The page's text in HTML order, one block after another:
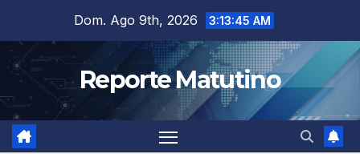
contenido
Dom. Ago 9th, 2026 3:13:46 AM
Reporte Matutino